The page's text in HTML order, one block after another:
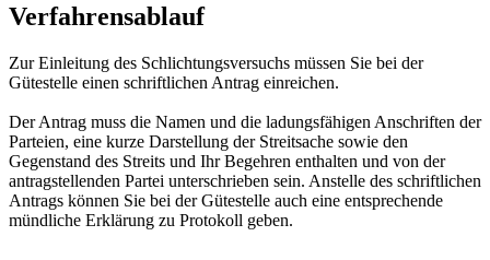
Verfahrensablauf
Zur Einleitung des Schlichtungsversuchs müssen Sie bei der
Gütestelle einen schriftlichen Antrag einreichen.
Der Antrag muss die Namen und die ladungsfähigen Anschriften der
Parteien, eine kurze Darstellung der Streitsache sowie den
Gegenstand des Streits und Ihr Begehren enthalten und von der
antragstellenden Partei unterschrieben sein. Anstelle des schriftlichen
Antrags können Sie bei der Gütestelle auch eine entsprechende
mündliche Erklärung zu Protokoll geben.